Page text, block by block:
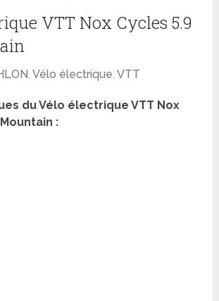
VTT Nox Cycles 5.9
,Vélo électrique,VTT
du Vélo électrique VTT Nox
: